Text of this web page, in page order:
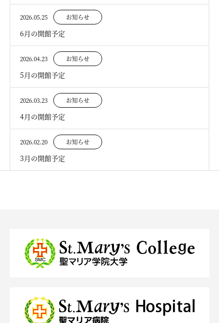
2026.05.25 お知らせ
6月の開館予定
2026.04.23 お知らせ
5月の開館予定
2026.03.23 お知らせ
4月の開館予定
2026.02.20 お知らせ
3月の開館予定